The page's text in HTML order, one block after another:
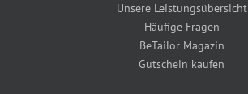
Unsere Leistungsübersicht
Häufige Fragen
BeTailor Magazin
Gutschein kaufen